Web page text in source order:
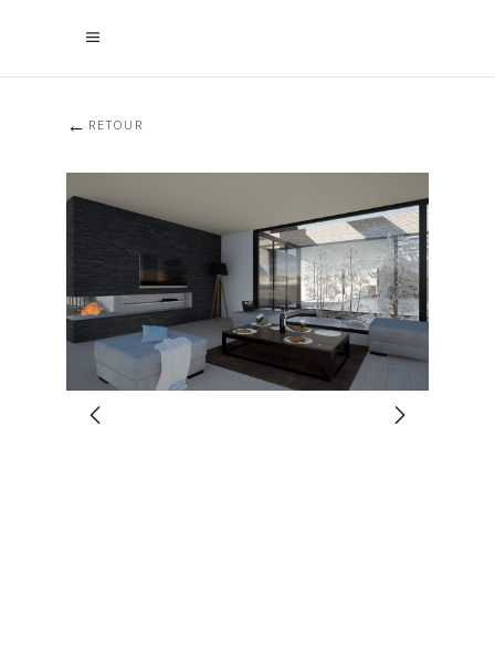
← RETOUR